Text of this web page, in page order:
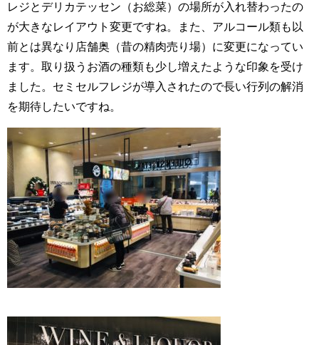
レジとデリカテッセン（お総菜）の場所が入れ替わったの
が大きなレイアウト変更ですね。また、アルコール類も以
前とは異なり店舗奥（昔の精肉売り場）に変更になってい
ます。取り扱うお酒の種類も少し増えたような印象を受け
ました。セミセルフレジが導入されたので長い行列の解消
を期待したいですね。